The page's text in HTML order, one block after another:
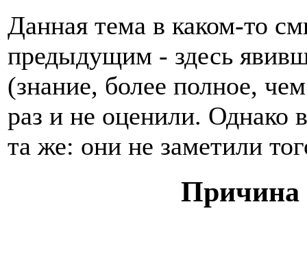
Данная тема в каком-то
предыдущим - здесь
(знание, более полное,
раз и не оценили. Однако
та же: они не заметили
Причина